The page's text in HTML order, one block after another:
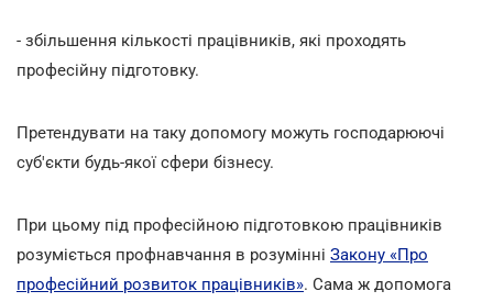
- збільшення кількості працівників, які проходять
професійну підготовку.
Претендувати на таку допомогу можуть господарюючі
суб'єкти будь-якої сфери бізнесу.
При цьому під професійною підготовкою працівників
розуміється профнавчання в розумінні Закону «Про
професійний розвиток працівників». Сама ж допомога